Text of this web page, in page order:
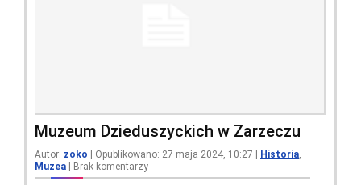
Muzeum Dzieduszyckich w Zarzeczu
Autor: zoko | Opublikowano: 27 maja 2024, 10:27 | Historia
Muzea | Brak komentarzy